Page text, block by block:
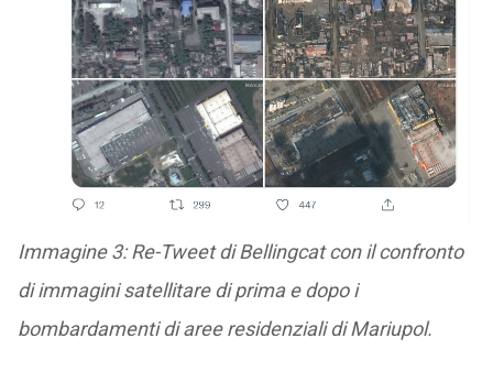
Immagine 3: Re-Tweet di Bellingcat con il confronto
di immagini satellitare di prima e dopo i
bombardamenti di aree residenziali di Mariupol.